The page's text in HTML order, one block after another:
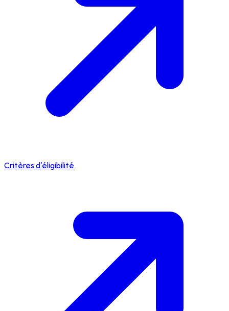
Critères d'éligibilité